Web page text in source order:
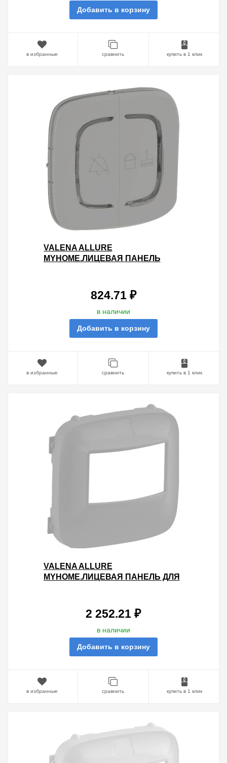
Добавить в корзину
в избранные сравнить купить в 1 клик
VALENA ALLURE
MYHOME.ЛИЦЕВАЯ ПАНЕЛЬ
БЕСПОКОИТЬ" И "УБ
824.71 ₽
в наличии
Добавить в корзину
в избранные сравнить купить в 1 клик
VALENA ALLURE
MYHOME.ЛИЦЕВАЯ ПАНЕЛЬ ДЛЯ
2 252.21 ₽
в наличии
Добавить в корзину
в избранные сравнить купить в 1 клик